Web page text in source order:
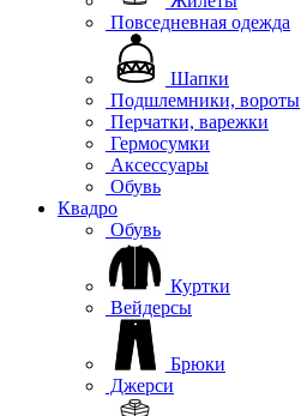
Повседневная одежда
Шапки
Подшлемники, вороты
Перчатки, варежки
Гермосумки
Аксессуары
Обувь
Квадро
Обувь
Куртки
Вейдерсы
Брюки
Джерси